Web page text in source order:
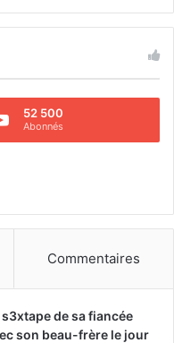
52 500
Abonnés
Commentaires
de sa fiancée
son beau-frère le jour